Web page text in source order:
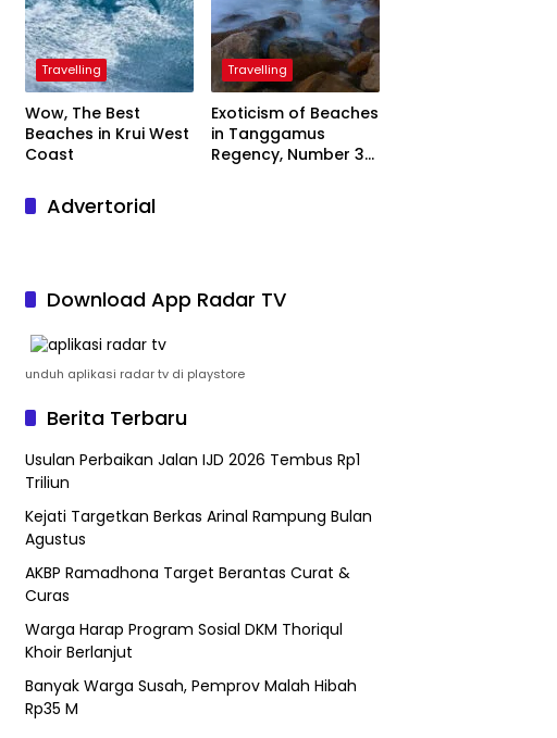
Travelling
Wow, The Best
Beaches in Krui West
Coast
Travelling
Exoticism of Beaches
in Tanggamus
Regency, Number 3
Advertorial
Download App Radar TV
unduh aplikasi radar tv di playstore
Berita Terbaru
Usulan Perbaikan Jalan IJD 2026 Tembus Rp1
Triliun
Kejati Targetkan Berkas Arinal Rampung Bulan
Agustus
AKBP Ramadhona Target Berantas Curat &
Curas
Warga Harap Program Sosial DKM Thoriqul
Khoir Berlanjut
Banyak Warga Susah, Pemprov Malah Hibah
Rp35 M